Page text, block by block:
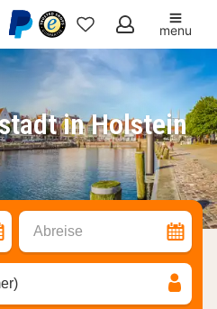
Meine
Favoriten
menu
in Holstein
Abreise